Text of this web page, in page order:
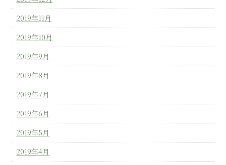
2019年11月
2019年10月
2019年9月
2019年8月
2019年7月
2019年6月
2019年5月
2019年4月